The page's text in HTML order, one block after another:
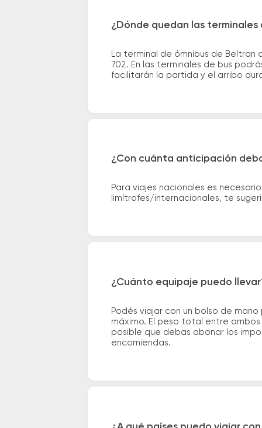
¿Dónde quedan las terminales
La terminal de ómnibus de
702. En las terminales de bus
facilitarán la partida y el arribo
¿Con cuánta anticipación
Para viajes nacionales es
limítrofes/internacionales, te
¿Cuánto equipaje puedo
Podés viajar con un bolso de
máximo. El peso total entre ambos
posible que debas abonar los
encomiendas.